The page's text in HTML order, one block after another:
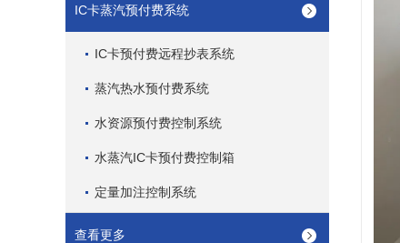
IC卡蒸汽预付费系统
IC卡预付费远程抄表系统
蒸汽热水预付费系统
水资源预付费控制系统
水蒸汽IC卡预付费控制箱
定量加注控制系统
查看更多